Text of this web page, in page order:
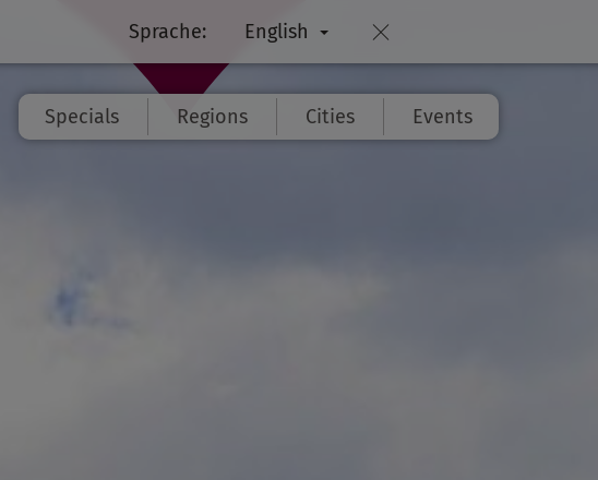
Sprache: English
Specials Regions Cities Events